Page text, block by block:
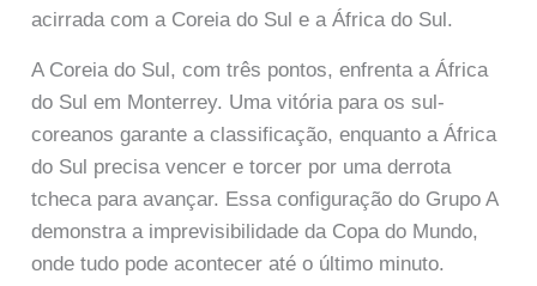
acirrada com a Coreia do Sul e a África do Sul.
A Coreia do Sul, com três pontos, enfrenta a África
do Sul em Monterrey. Uma vitória para os sul-
coreanos garante a classificação, enquanto a África
do Sul precisa vencer e torcer por uma derrota
tcheca para avançar. Essa configuração do Grupo A
demonstra a imprevisibilidade da Copa do Mundo,
onde tudo pode acontecer até o último minuto.